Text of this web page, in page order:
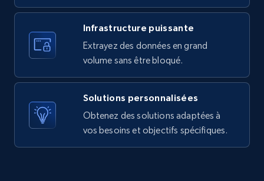
Amazon products search
Asin, URL, Name, Sponsored, Initial price, Final
price, Currency, Sold, and more.
181+ Essai gratuit
Infrastructure puissante
Extrayez des données en grand
volume sans être bloqué.
Solutions personnalisées
Obtenez des solutions adaptées à
vos besoins et objectifs spécifiques.